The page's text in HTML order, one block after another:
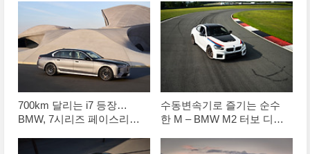
700km 달리는 i7 등장…
BMW, 7시리즈 페이스리프
수동변속기로 즐기는 순수
한 M – BMW M2 터보 디자
본 사진으로 정리합니